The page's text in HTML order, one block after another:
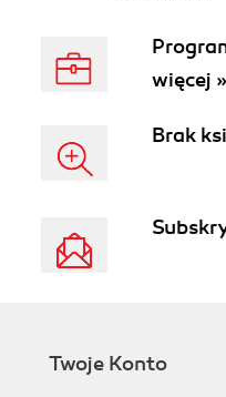
więcej »
Brak
Twoje Konto